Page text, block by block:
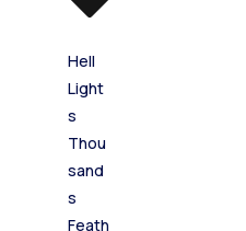
Hell
Light
s
Thou
sand
s
Feath